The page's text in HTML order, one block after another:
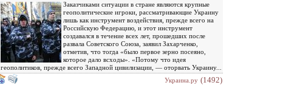
Заказчиками ситуации в стране являются крупные
геополитические игроки, рассматривающие Украину
лишь как инструмент воздействия, прежде всего на
Российскую Федерацию, и этот инструмент
создавался в течение всех лет, прошедших после
развала Советского Союза, заявил Захарченко,
отметив, что тогда «было первое зерно посеяно,
которое дало всходы». «Потому что идея
геополитиков, прежде всего Западной цивилизации, — оторвать Украину...
Украина.ру (1492)